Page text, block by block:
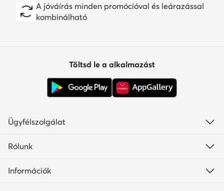
A jóváírás minden promócióval és leárazással
kombinálható
Töltsd le a alkalmazást
Ügyfélszolgálat
Rólunk
Információk